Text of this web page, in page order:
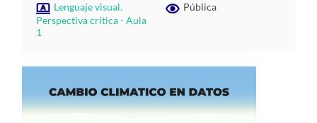
Lenguaje visual.
Perspectiva crítica - Aula
1
Pública